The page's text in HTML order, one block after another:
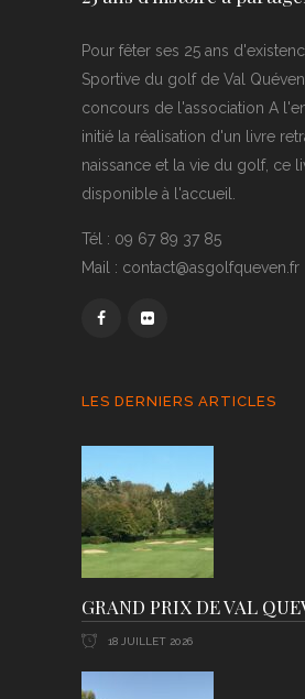
Pour fêter ses 25 ans
Sportive du golf de Val
concours de l'association A
initié la réalisation d'un livre
naissance et la vie du golf, ce
disponible à l'accueil.
Tél : 09 67 89 37 85
Mail : contact@asgolfqueven.fr
LES DERNIERS ARTICLES
GRAND PRIX DE VAL
18 JUILLET 2026